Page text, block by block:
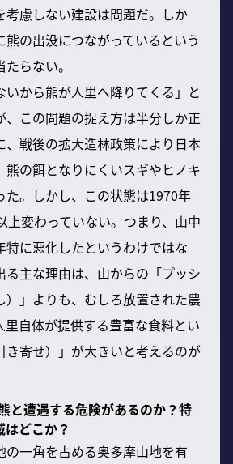
考慮しない建設は問題だ。しか
熊の出没につながっているという
らない。
いから熊が人里へ降りてくる」と
、この問題の捉え方は半分しか正
、戦後の拡大造林政策により日本
熊の餌となりにくいスギやヒノキ
た。しかし、この状態は1970年
上変わっていない。つまり、山中
特に悪化したというわけではな
る主な理由は、山からの「プッシ
）」よりも、むしろ放置された農
里自体が提供する豊富な食料とい
き寄せ）」が大きいと考えるのが
と遭遇する危険があるのか？特
どこか？
の一角を占める奥多摩山地を有